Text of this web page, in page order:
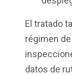
El tratado
régimen
datos de